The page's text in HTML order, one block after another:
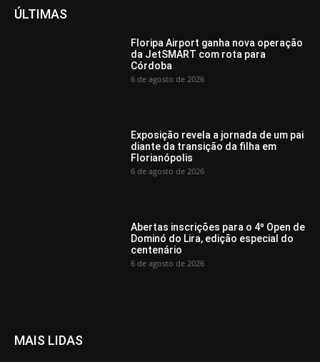
ÚLTIMAS
Floripa Airport ganha nova operação
da JetSMART com rota para
Córdoba
6 de agosto de 2026
Exposição revela a jornada de um pai
diante da transição da filha em
Florianópolis
6 de agosto de 2026
Abertas inscrições para o 4º Open de
Dominó do Lira, edição especial do
centenário
6 de agosto de 2026
MAIS LIDAS